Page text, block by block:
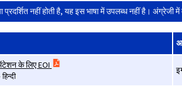
नहीं होती है, यह इस भाषा में उपलब्ध नहीं है।
के लिए EOI
हिन्दी